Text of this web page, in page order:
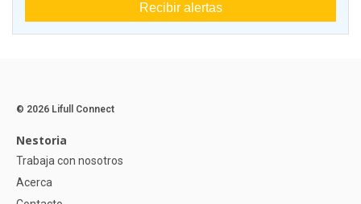
Recibir alertas
© 2026 Lifull Connect
Nestoria
Trabaja con nosotros
Acerca